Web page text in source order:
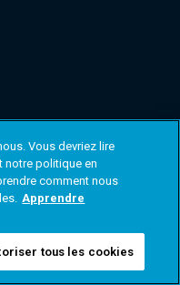
Vous devriez lire
notre politique en
comment nous
Apprendre
tous les cookies